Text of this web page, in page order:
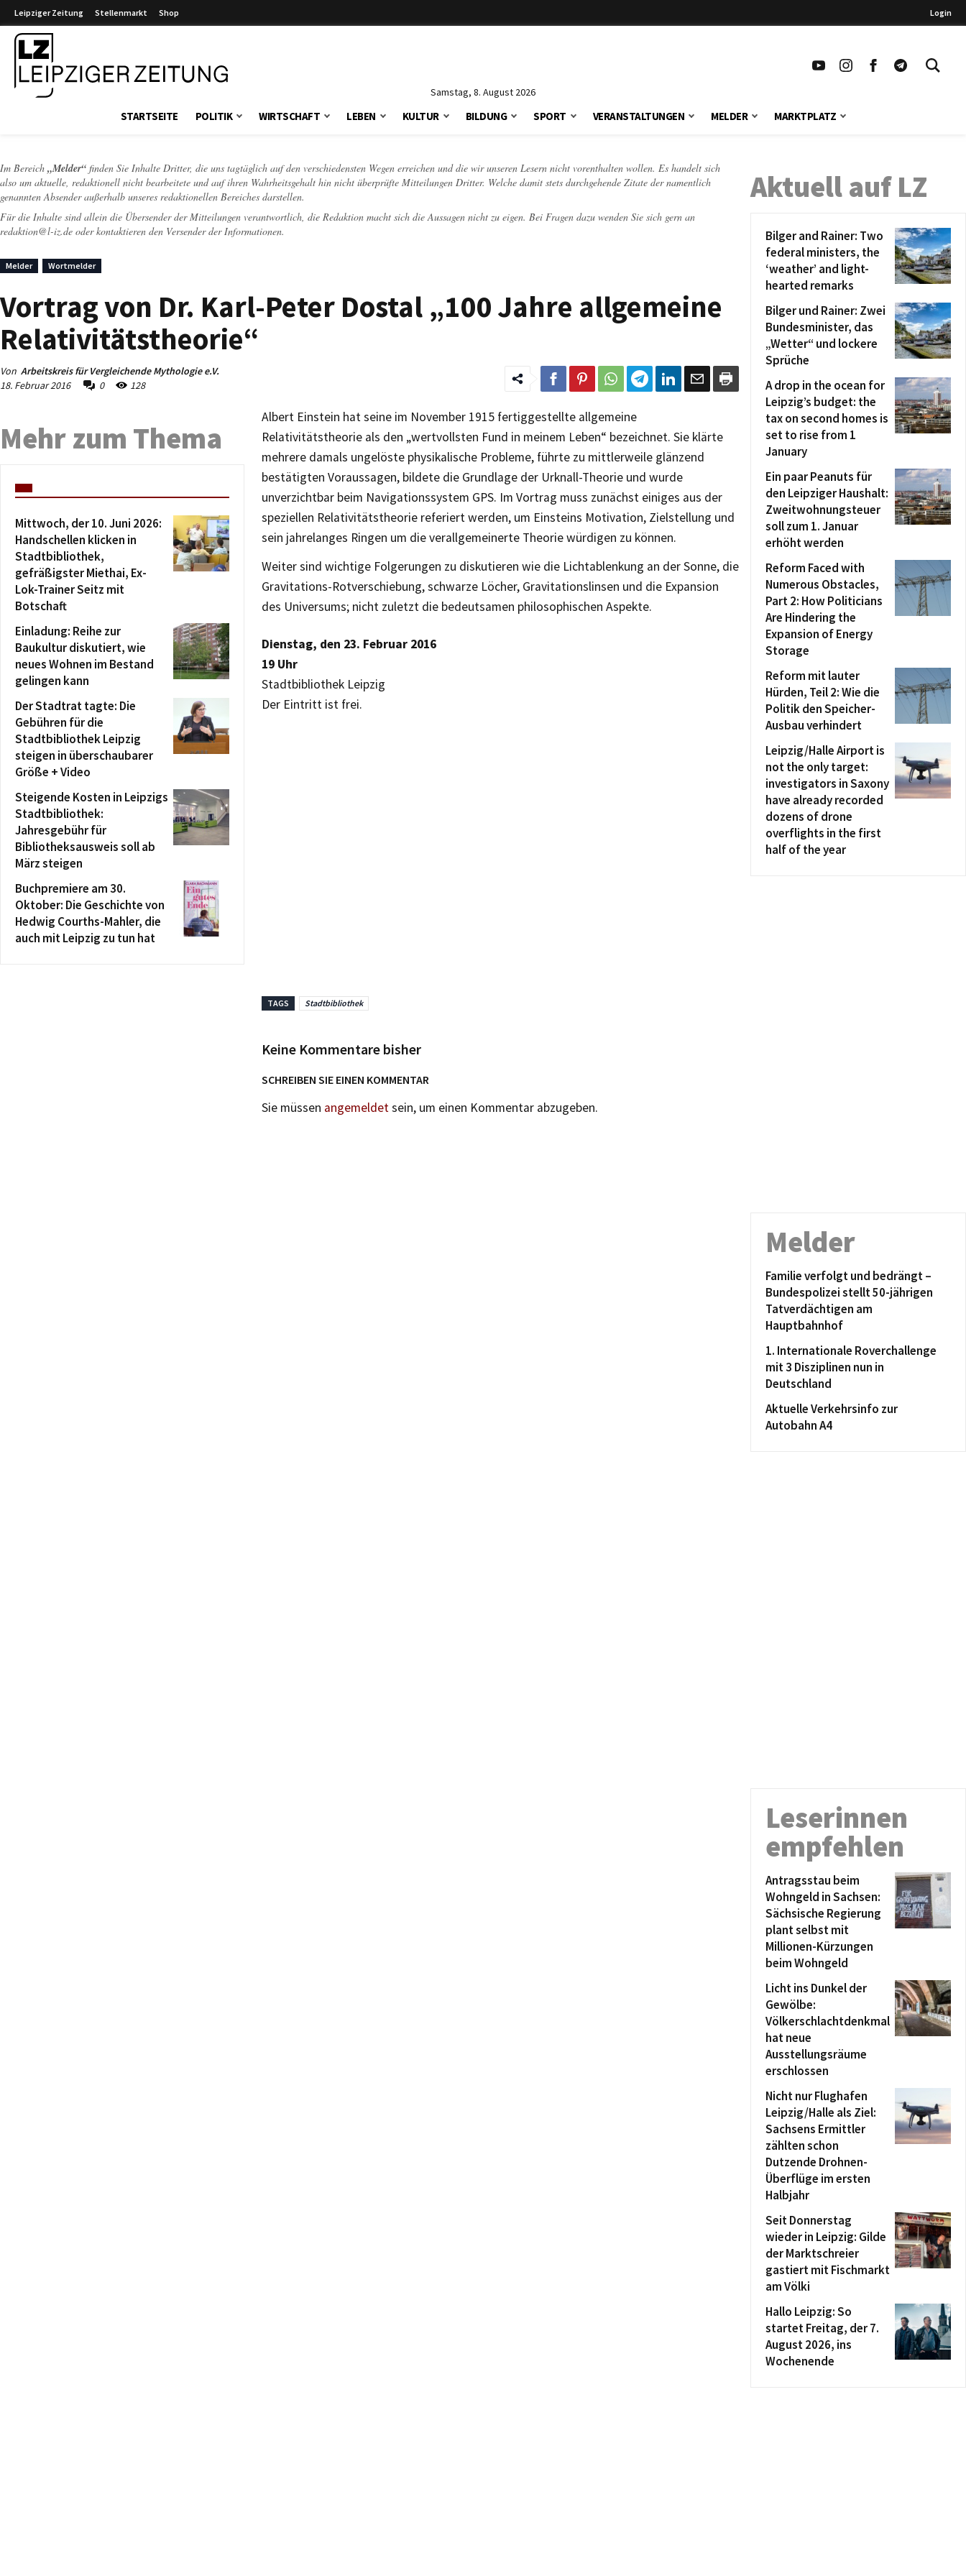
Leipziger Zeitung Stellenmarkt Shop Login
Samstag, 8. August 2026
STARTSEITE POLITIK WIRTSCHAFT LEBEN KULTUR BILDUNG SPORT VERANSTALTUNGEN MELDER MARKTPLATZ
Im Bereich „Melder“ finden Sie Inhalte Dritter, die uns tagtäglich auf den verschiedensten Wegen erreichen und die wir unseren Lesern nicht vorenthalten wollen. Es handelt sich
also um aktuelle, redaktionell nicht bearbeitete und auf ihren Wahrheitsgehalt hin nicht überprüfte Mitteilungen Dritter. Welche damit stets durchgehende Zitate der namentlich
genannten Absender außerhalb unseres redaktionellen Bereiches darstellen.
Für die Inhalte sind allein die Übersender der Mitteilungen verantwortlich, die Redaktion macht sich die Aussagen nicht zu eigen. Bei Fragen dazu wenden Sie sich gern an
redaktion@l-iz.de oder kontaktieren den Versender der Informationen.
Melder Wortmelder
Vortrag von Dr. Karl-Peter Dostal „100 Jahre allgemeine
Relativitätstheorie“
Von Arbeitskreis für Vergleichende Mythologie e.V.
18. Februar 2016
0 128
Albert Einstein hat seine im November 1915 fertiggestellte allgemeine
Relativitätstheorie als den „wertvollsten Fund in meinem Leben“ bezeichnet. Sie klärte
mehrere damals ungelöste physikalische Probleme, führte zu mittlerweile glänzend
bestätigten Voraussagen, bildete die Grundlage der Urknall-Theorie und wurde
unverzichtbar beim Navigationssystem GPS. Im Vortrag muss zunächst einiges aus der
speziellen Relativitätstheorie referiert werden, um Einsteins Motivation, Zielstellung und
sein jahrelanges Ringen um die verallgemeinerte Theorie würdigen zu können.
Weiter sind wichtige Folgerungen zu diskutieren wie die Lichtablenkung an der Sonne, die
Gravitations-Rotverschiebung, schwarze Löcher, Gravitationslinsen und die Expansion
des Universums; nicht zuletzt die bedeutsamen philosophischen Aspekte.
Dienstag, den 23. Februar 2016
19 Uhr
Stadtbibliothek Leipzig
Der Eintritt ist frei.
TAGS Stadtbibliothek
Keine Kommentare bisher
SCHREIBEN SIE EINEN KOMMENTAR
Sie müssen angemeldetsein, um einen Kommentar abzugeben.
Mehr zum Thema
Mittwoch, der 10. Juni 2026:
Handschellen klicken in
Stadtbibliothek,
gefräßigster Miethai, Ex-
Lok-Trainer Seitz mit
Botschaft
Einladung: Reihe zur
Baukultur diskutiert, wie
neues Wohnen im Bestand
gelingen kann
Der Stadtrat tagte: Die
Gebühren für die
Stadtbibliothek Leipzig
steigen in überschaubarer
Größe + Video
Steigende Kosten in Leipzigs
Stadtbibliothek:
Jahresgebühr für
Bibliotheksausweis soll ab
März steigen
Buchpremiere am 30.
Oktober: Die Geschichte von
Hedwig Courths-Mahler, die
auch mit Leipzig zu tun hat
Aktuell auf LZ
Bilger and Rainer: Two
federal ministers, the
‘weather’ and light-
hearted remarks
Bilger und Rainer: Zwei
Bundesminister, das
„Wetter“ und lockere
Sprüche
A drop in the ocean for
Leipzig’s budget: the
tax on second homes is
set to rise from 1
January
Ein paar Peanuts für
den Leipziger Haushalt:
Zweitwohnungsteuer
soll zum 1. Januar
erhöht werden
Reform Faced with
Numerous Obstacles,
Part 2: How Politicians
Are Hindering the
Expansion of Energy
Storage
Reform mit lauter
Hürden, Teil 2: Wie die
Politik den Speicher-
Ausbau verhindert
Leipzig/Halle Airport is
not the only target:
investigators in Saxony
have already recorded
dozens of drone
overflights in the first
half of the year
Melder
Familie verfolgt und bedrängt –
Bundespolizei stellt 50-jährigen
Tatverdächtigen am
Hauptbahnhof
1. Internationale Roverchallenge
mit 3 Disziplinen nun in
Deutschland
Aktuelle Verkehrsinfo zur
Autobahn A4
Leserinnen
empfehlen
Antragsstau beim
Wohngeld in Sachsen:
Sächsische Regierung
plant selbst mit
Millionen-Kürzungen
beim Wohngeld
Licht ins Dunkel der
Gewölbe:
Völkerschlachtdenkmal
hat neue
Ausstellungsräume
erschlossen
Nicht nur Flughafen
Leipzig/Halle als Ziel:
Sachsens Ermittler
zählten schon
Dutzende Drohnen-
Überflüge im ersten
Halbjahr
Seit Donnerstag
wieder in Leipzig: Gilde
der Marktschreier
gastiert mit Fischmarkt
am Völki
Hallo Leipzig: So
startet Freitag, der 7.
August 2026, ins
Wochenende